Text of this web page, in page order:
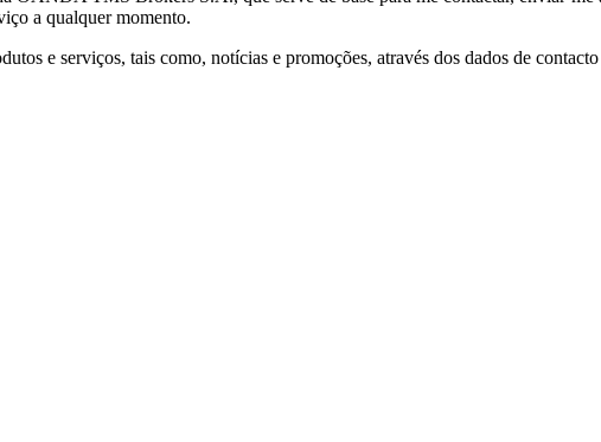
a qualquer momento.
e serviços, tais como, notícias e promoções, através dos dados de